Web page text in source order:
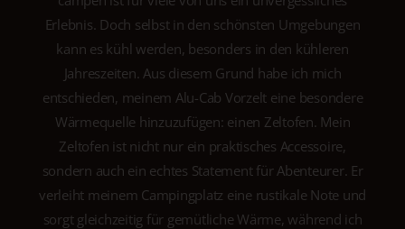
Erlebnis. Doch selbst in den schönsten Umgebungen
kann es kühl werden, besonders in den kühleren
Jahreszeiten. Aus diesem Grund habe ich mich
entschieden, meinem Alu-Cab Vorzelt eine besondere
Wärmequelle hinzuzufügen: einen Zeltofen. Mein
Zeltofen ist nicht nur ein praktisches Accessoire,
sondern auch ein echtes Statement für Abenteurer. Er
verleiht meinem Campingplatz eine rustikale Note und
sorgt gleichzeitig für gemütliche Wärme, während ich